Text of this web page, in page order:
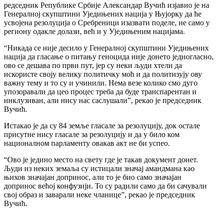
редседник Републике Србије Александар Вучић изјавио је на
Генералној скупштини Уједињених нација у Њујорку да ће
усвојена резолуција о Сребреници изазвати поделе, не само у
региону одакле долази, већ и у Уједињеним нацијама.
“Никада се није десило у Генералној скупштини Уједињених
нација да гласање о питању геноцида није донето једногласно,
ово се дешава по први пут, јер су неки људи хтели да
искористе своју велику политичку моћ и да политизују ову
важну тему и то су и учинили. Нема везе колико смо дуго
упозоравали да цео процес треба да буде транспарентан и
инклузиван, али нису нас саслушали”, рекао је председник
Вучић.
Истакао је да су 84 земље гласале за резолуцију, док остале
присутне нису гласале за резолуцију и да у било ком
националном парламенту овакав акт не би успео.
“Ово је једино место на свету где је такав документ донет.
Људи из неких земаља су истицали значај амандмана као
њихов значајан допринос, али то је био само значајан
допринос већој конфузији. То су радили само да би сачували
свој образ и заварали неке чланице”, рекао је председник
Вучић.